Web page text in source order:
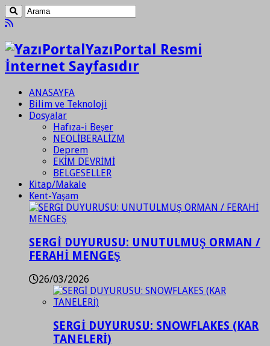
YazıPortal Resmi
İnternet Sayfasıdır
ANASAYFA
Bilim ve Teknoloji
Dosyalar
Hafıza-i Beşer
NEOLİBERALİZM
Deprem
EKİM DEVRİMİ
BELGESELLER
Kitap/Makale
Kent-Yaşam
SERGİ DUYURUSU: UNUTULMUŞ ORMAN /
FERAHİ MENGEŞ
26/03/2026
SERGİ DUYURUSU: SNOWFLAKES (KAR
TANELERİ)